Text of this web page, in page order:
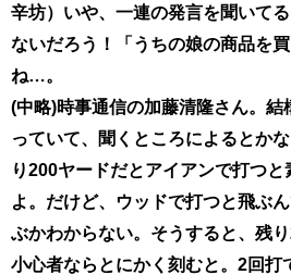
辛坊）いや、一連の発言を聞いて
ないだろう！「うちの娘の商品を
ね…。
(中略)時事通信の加藤清隆さん。
っていて、聞くところによるとか
り200ヤードだとアイアンで打つ
よ。だけど、ウッドで打つと飛ぶ
ぶかわからない。そうすると、残
小心者ならとにかく刻むと。2回打